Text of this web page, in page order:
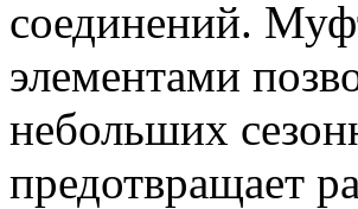
соединений.
элементами
небольших
предотвращает